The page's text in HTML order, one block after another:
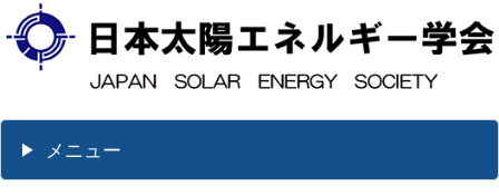
メニュー